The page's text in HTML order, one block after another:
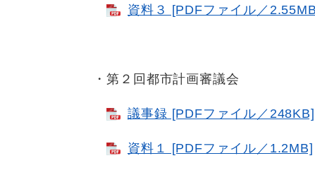
資料３ [PDFファイル／
・第２回都市計画審議会
議事録 [PDFファイル／248KB]
資料１ [PDFファイル／1.2MB]